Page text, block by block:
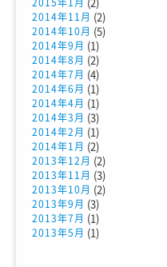
2014年11月 (2)
2014年10月 (5)
2014年9月 (1)
2014年8月 (2)
2014年7月 (4)
2014年6月 (1)
2014年4月 (1)
2014年3月 (3)
2014年2月 (1)
2014年1月 (2)
2013年12月 (2)
2013年11月 (3)
2013年10月 (2)
2013年9月 (3)
2013年7月 (1)
2013年5月 (1)